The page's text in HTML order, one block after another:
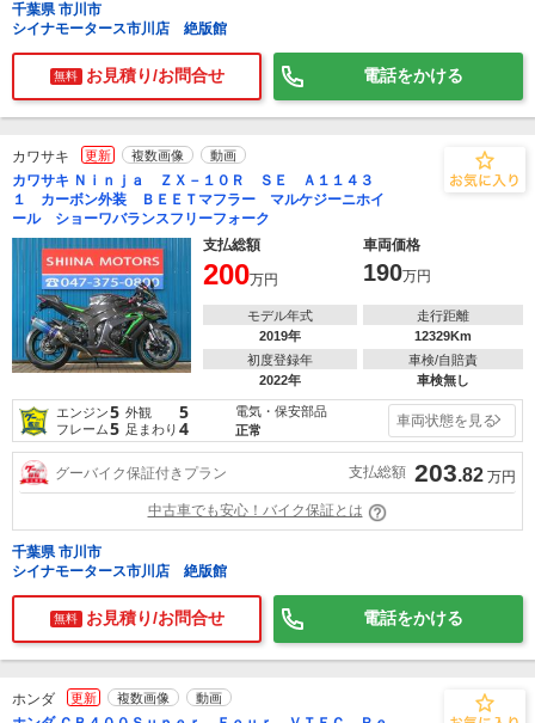
千葉県 市川市
シイナモータース市川店 絶版館
無料 お見積り/お問合せ 電話をかける
カワサキ 更新 複数画像 動画
カワサキ Ｎｉｎｊａ ＺＸ－１０Ｒ ＳＥ Ａ１１４３
１ カーボン外装 ＢＥＥＴマフラー マルケジーニホイ
ール ショーワバランスフリーフォーク
支払総額
車両価格
200万円 190万円
モデル年式
2019年
走行距離
12329Km
初度登録年
2022年
車検/自賠責
車検無し
エンジン5 外観 5
フレーム5 足まわり 4
電気・保安部品
正常
車両状態を見る
グーバイク保証付きプラン 支払総額 203.82 万円
中古車でも安心！バイク保証とは
千葉県 市川市
シイナモータース市川店 絶版館
無料 お見積り/お問合せ 電話をかける
ホンダ 更新 複数画像 動画